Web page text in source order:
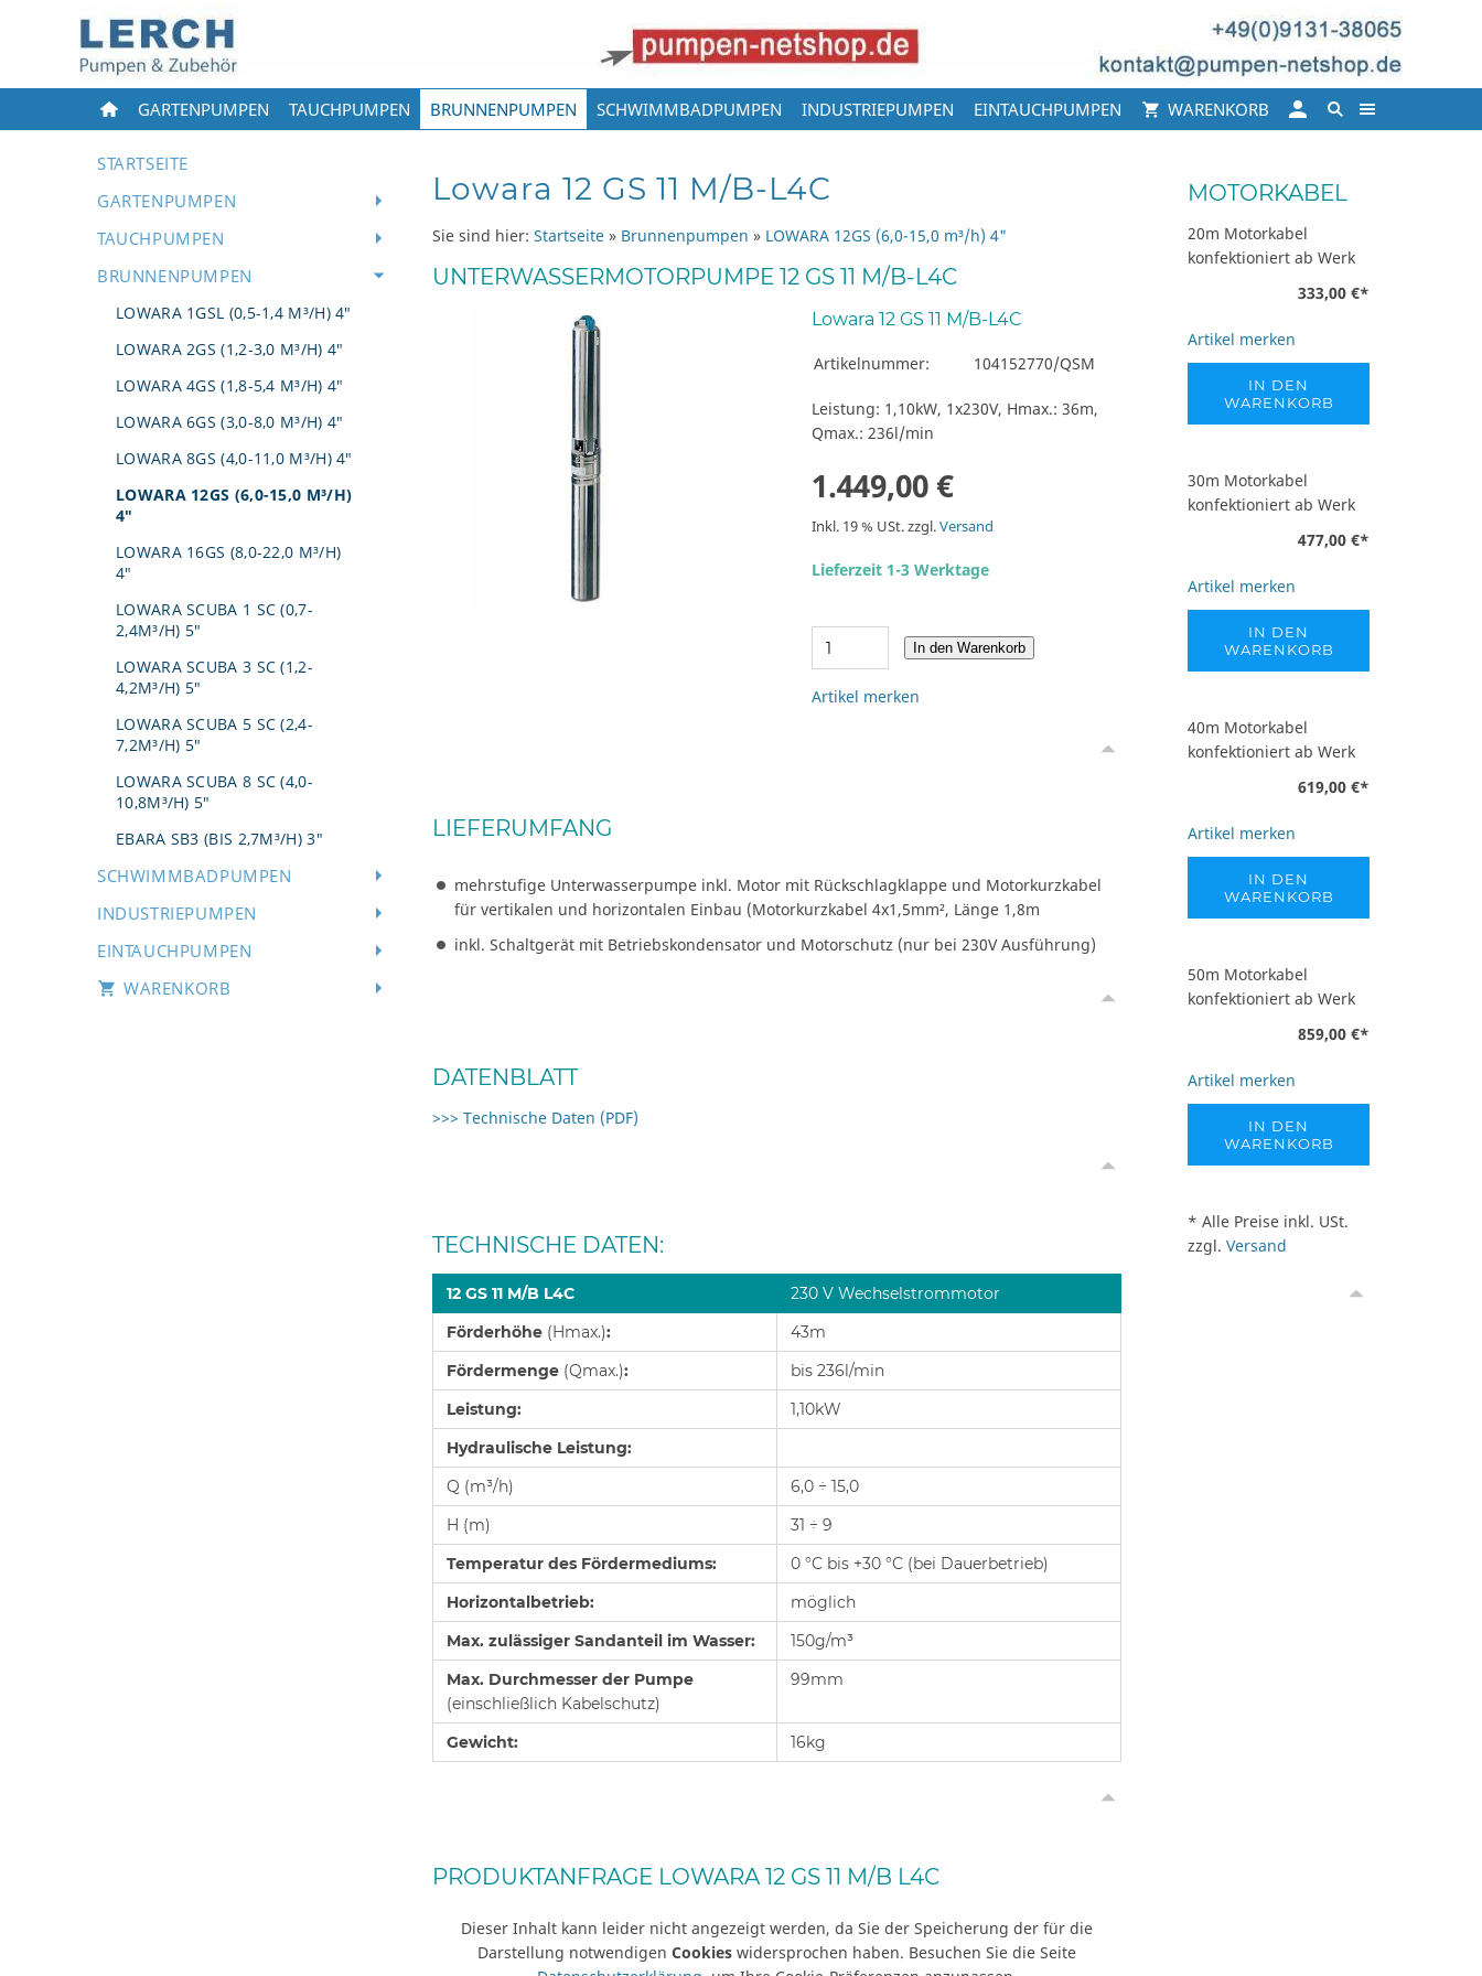
GARTENPUMPEN TAUCHPUMPEN BRUNNENPUMPEN SCHWIMMBADPUMPEN INDUSTRIEPUMPEN EINTAUCHPUMPEN WARENKORB
STARTSEITE
GARTENPUMPEN
TAUCHPUMPEN
BRUNNENPUMPEN
LOWARA 1GSL (0,5-1,4 M³/H) 4"
LOWARA 2GS (1,2-3,0 M³/H) 4"
LOWARA 4GS (1,8-5,4 M³/H) 4"
LOWARA 6GS (3,0-8,0 M³/H) 4"
LOWARA 8GS (4,0-11,0 M³/H) 4"
LOWARA 12GS (6,0-15,0 M³/H)
4"
LOWARA 16GS (8,0-22,0 M³/H)
4"
LOWARA SCUBA 1 SC (0,7-
2,4M³/H) 5"
LOWARA SCUBA 3 SC (1,2-
4,2M³/H) 5"
LOWARA SCUBA 5 SC (2,4-
7,2M³/H) 5"
LOWARA SCUBA 8 SC (4,0-
10,8M³/H) 5"
EBARA SB3 (BIS 2,7M³/H) 3"
SCHWIMMBADPUMPEN
INDUSTRIEPUMPEN
EINTAUCHPUMPEN
WARENKORB
Lowara 12 GS 11 M/B-L4C
Sie sind hier: Startseite » Brunnenpumpen » LOWARA 12GS (6,0-15,0 m³/h) 4"
UNTERWASSERMOTORPUMPE 12 GS 11 M/B-L4C
Lowara 12 GS 11 M/B-L4C
Artikelnummer: 104152770/QSM
Leistung: 1,10kW, 1x230V, Hmax.: 36m,
Qmax.: 236l/min
1.449,00 €
Inkl. 19 % USt. zzgl.Versand
Lieferzeit 1-3 Werktage
In den Warenkorb
Artikel merken
LIEFERUMFANG
mehrstufige Unterwasserpumpe inkl. Motor mit Rückschlagklappe und Motorkurzkabel
für vertikalen und horizontalen Einbau (Motorkurzkabel 4x1,5mm², Länge 1,8m
inkl. Schaltgerät mit Betriebskondensator und Motorschutz (nur bei 230V Ausführung)
DATENBLATT
>>> Technische Daten (PDF)
TECHNISCHE DATEN:
12 GS 11 M/B L4C
230 V Wechselstrommotor
Förderhöhe (Hmax.):
43m
Fördermenge (Qmax.):
bis 236l/min
Leistung:
1,10kW
Hydraulische Leistung:
Q (m³/h)
6,0 ÷ 15,0
H (m)
31 ÷ 9
Temperatur des Fördermediums:
0 °C bis +30 °C (bei Dauerbetrieb)
Horizontalbetrieb:
möglich
Max. zulässiger Sandanteil im Wasser:
150g/m³
Max. Durchmesser der Pumpe
(einschließlich Kabelschutz)
99mm
Gewicht: 16kg
PRODUKTANFRAGE LOWARA 12 GS 11 M/B L4C
Dieser Inhalt kann leider nicht angezeigt werden, da Sie der Speicherung der für die
Darstellung notwendigen Cookies widersprochen haben. Besuchen Sie die Seite
MOTORKABEL
20m Motorkabel
konfektioniert ab Werk
333,00 €*
Artikel merken
IN DEN
WARENKORB
30m Motorkabel
konfektioniert ab Werk
477,00 €*
Artikel merken
IN DEN
WARENKORB
40m Motorkabel
konfektioniert ab Werk
619,00 €*
Artikel merken
IN DEN
WARENKORB
50m Motorkabel
konfektioniert ab Werk
859,00 €*
Artikel merken
IN DEN
WARENKORB
* Alle Preise inkl. USt.
zzgl. Versand